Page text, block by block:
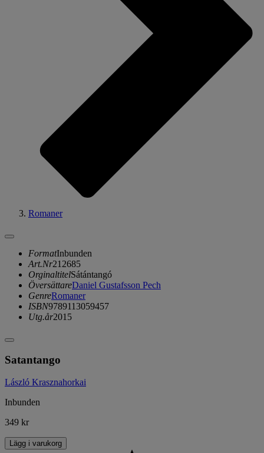
Romaner
FormatInbunden
Art.Nr212685
OrginaltitelSátántangó
ÖversättareDaniel Gustafsson Pech
GenreRomaner
ISBN9789113059457
Utg.år2015
Satantango
László Krasznahorkai
Inbunden
349 kr
Lägg i varukorg